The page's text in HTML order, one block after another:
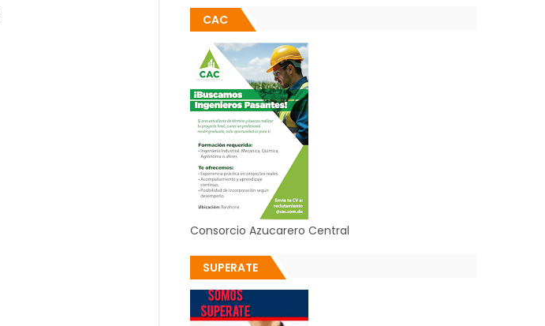
CAC
Consorcio Azucarero Central
SUPERATE